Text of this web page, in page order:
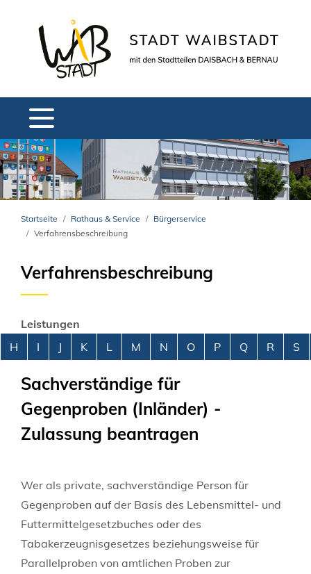
Startseite Rathaus & Service
Bürgerservice
Verfahrensbeschreibung
Verfahrensbeschreibung
Leistungen
Alphabetisches Register überspringen
H I J K L M N O P Q R S
Sachverständige für
Gegenproben (Inländer) -
Zulassung beantragen
Wer als private, sachverständige Person für
Gegenproben auf der Basis des Lebensmittel- und
Futtermittelgesetzbuches oder des
Tabakerzeugnisgesetzes beziehungsweise für
Parallelproben von amtlichen Proben zur